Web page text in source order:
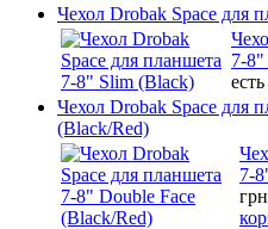
Чехол Drobak Space для
7-
Чехол Drobak Space для
(Black/Red)
7-